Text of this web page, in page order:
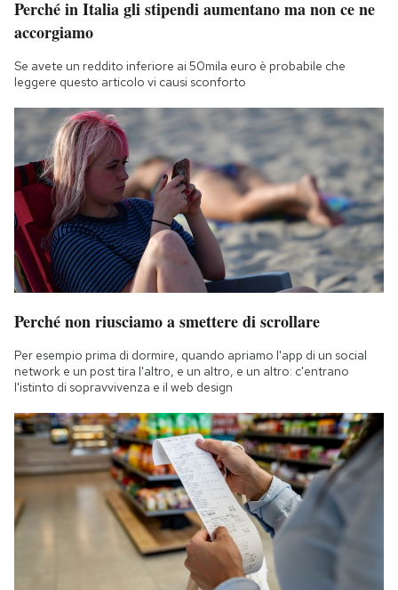
Notifiche mobile
Regala il Post
Hai bisogno di aiuto?
Esci
Perché in Italia gli stipendi aumentano ma non ce ne
accorgiamo
Se avete un reddito inferiore ai 50mila euro è probabile che
leggere questo articolo vi causi sconforto
Perché non riusciamo a smettere di scrollare
Per esempio prima di dormire, quando apriamo l'app di un social
network e un post tira l'altro, e un altro, e un altro: c'entrano
l'istinto di sopravvivenza e il web design